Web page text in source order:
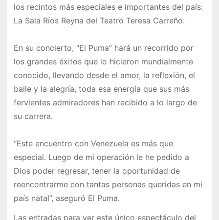
los recintos más especiales e importantes del país:
La Sala Ríos Reyna del Teatro Teresa Carreño.
En su concierto, “El Puma” hará un recorrido por
los grandes éxitos que lo hicieron mundialmente
conocido, llevando desde el amor, la reflexión, el
baile y la alegría, toda esa energía que sus más
fervientes admiradores han recibido a lo largo de
su carrera.
“Este encuentro con Venezuela es más que
especial. Luego de mi operación le he pedido a
Dios poder regresar, tener la oportunidad de
reencontrarme con tantas personas queridas en mi
país natal”, aseguró El Puma.
Las entradas para ver este único espectáculo del